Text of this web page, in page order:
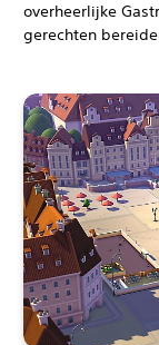
overheerlijke
gerechten